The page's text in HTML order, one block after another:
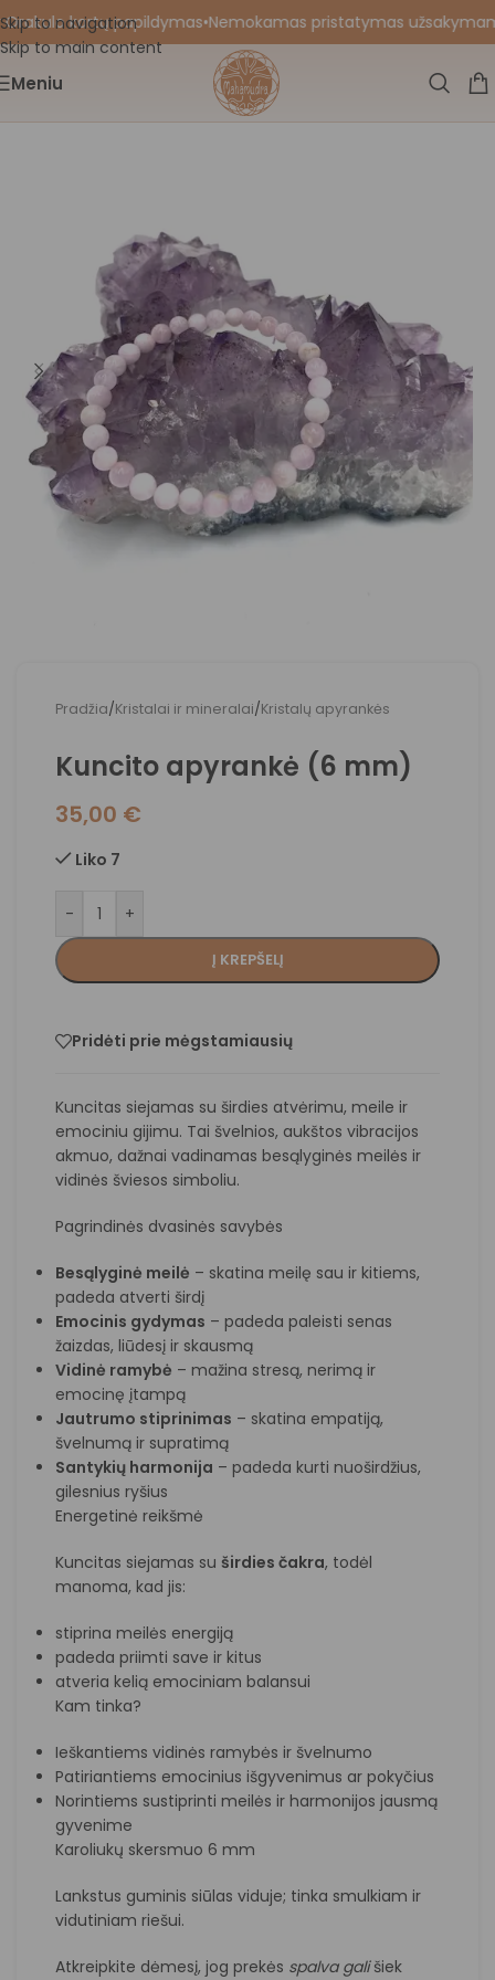
Skip to navigation
Skip to main content
kortų papildymas•Nemokamas pristatymas
Meniu
Pradžia/Kristalai ir mineralai/Kristalų apyrankės
Kuncito apyrankė (6 mm)
35,00 €
Liko 7
- +
Į KREPŠELĮ
Pridėti prie mėgstamiausių
Kuncitas siejamas su širdies atvėrimu, meile ir
emociniu gijimu. Tai švelnios, aukštos vibracijos
akmuo, dažnai vadinamas besąlyginės meilės ir
vidinės šviesos simboliu.
Pagrindinės dvasinės savybės
Besąlyginė meilė – skatina meilę sau ir kitiems,
padeda atverti širdį
Emocinis gydymas – padeda paleisti senas
žaizdas, liūdesį ir skausmą
Vidinė ramybė – mažina stresą, nerimą ir
emocinę įtampą
Jautrumo stiprinimas – skatina empatiją,
švelnumą ir supratimą
Santykių harmonija – padeda kurti nuoširdžius,
gilesnius ryšius
Energetinė reikšmė
Kuncitas siejamas su širdies čakra, todėl
manoma, kad jis:
stiprina meilės energiją
padeda priimti save ir kitus
atveria kelią emociniam balansui
Kam tinka?
Ieškantiems vidinės ramybės ir švelnumo
Patiriantiems emocinius išgyvenimus ar pokyčius
Norintiems sustiprinti meilės ir harmonijos jausmą
gyvenime
Karoliukų skersmuo 6 mm
Lankstus guminis siūlas viduje; tinka smulkiam ir
vidutiniam riešui.
Atkreipkite dėmesį, jog prekės spalva gališiek